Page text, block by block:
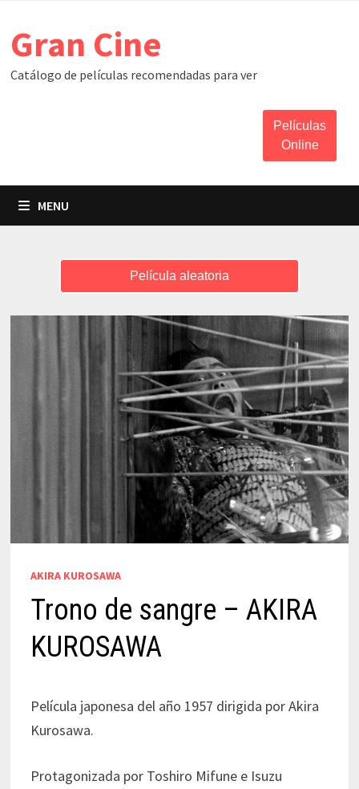
content
Gran Cine
Catálogo de películas recomendadas para ver
Películas
Online
MENU
Película aleatoria
AKIRA KUROSAWA
Trono de sangre – AKIRA
KUROSAWA
Película japonesa del año 1957 dirigida por Akira
Kurosawa.
Protagonizada por Toshiro Mifune e Isuzu